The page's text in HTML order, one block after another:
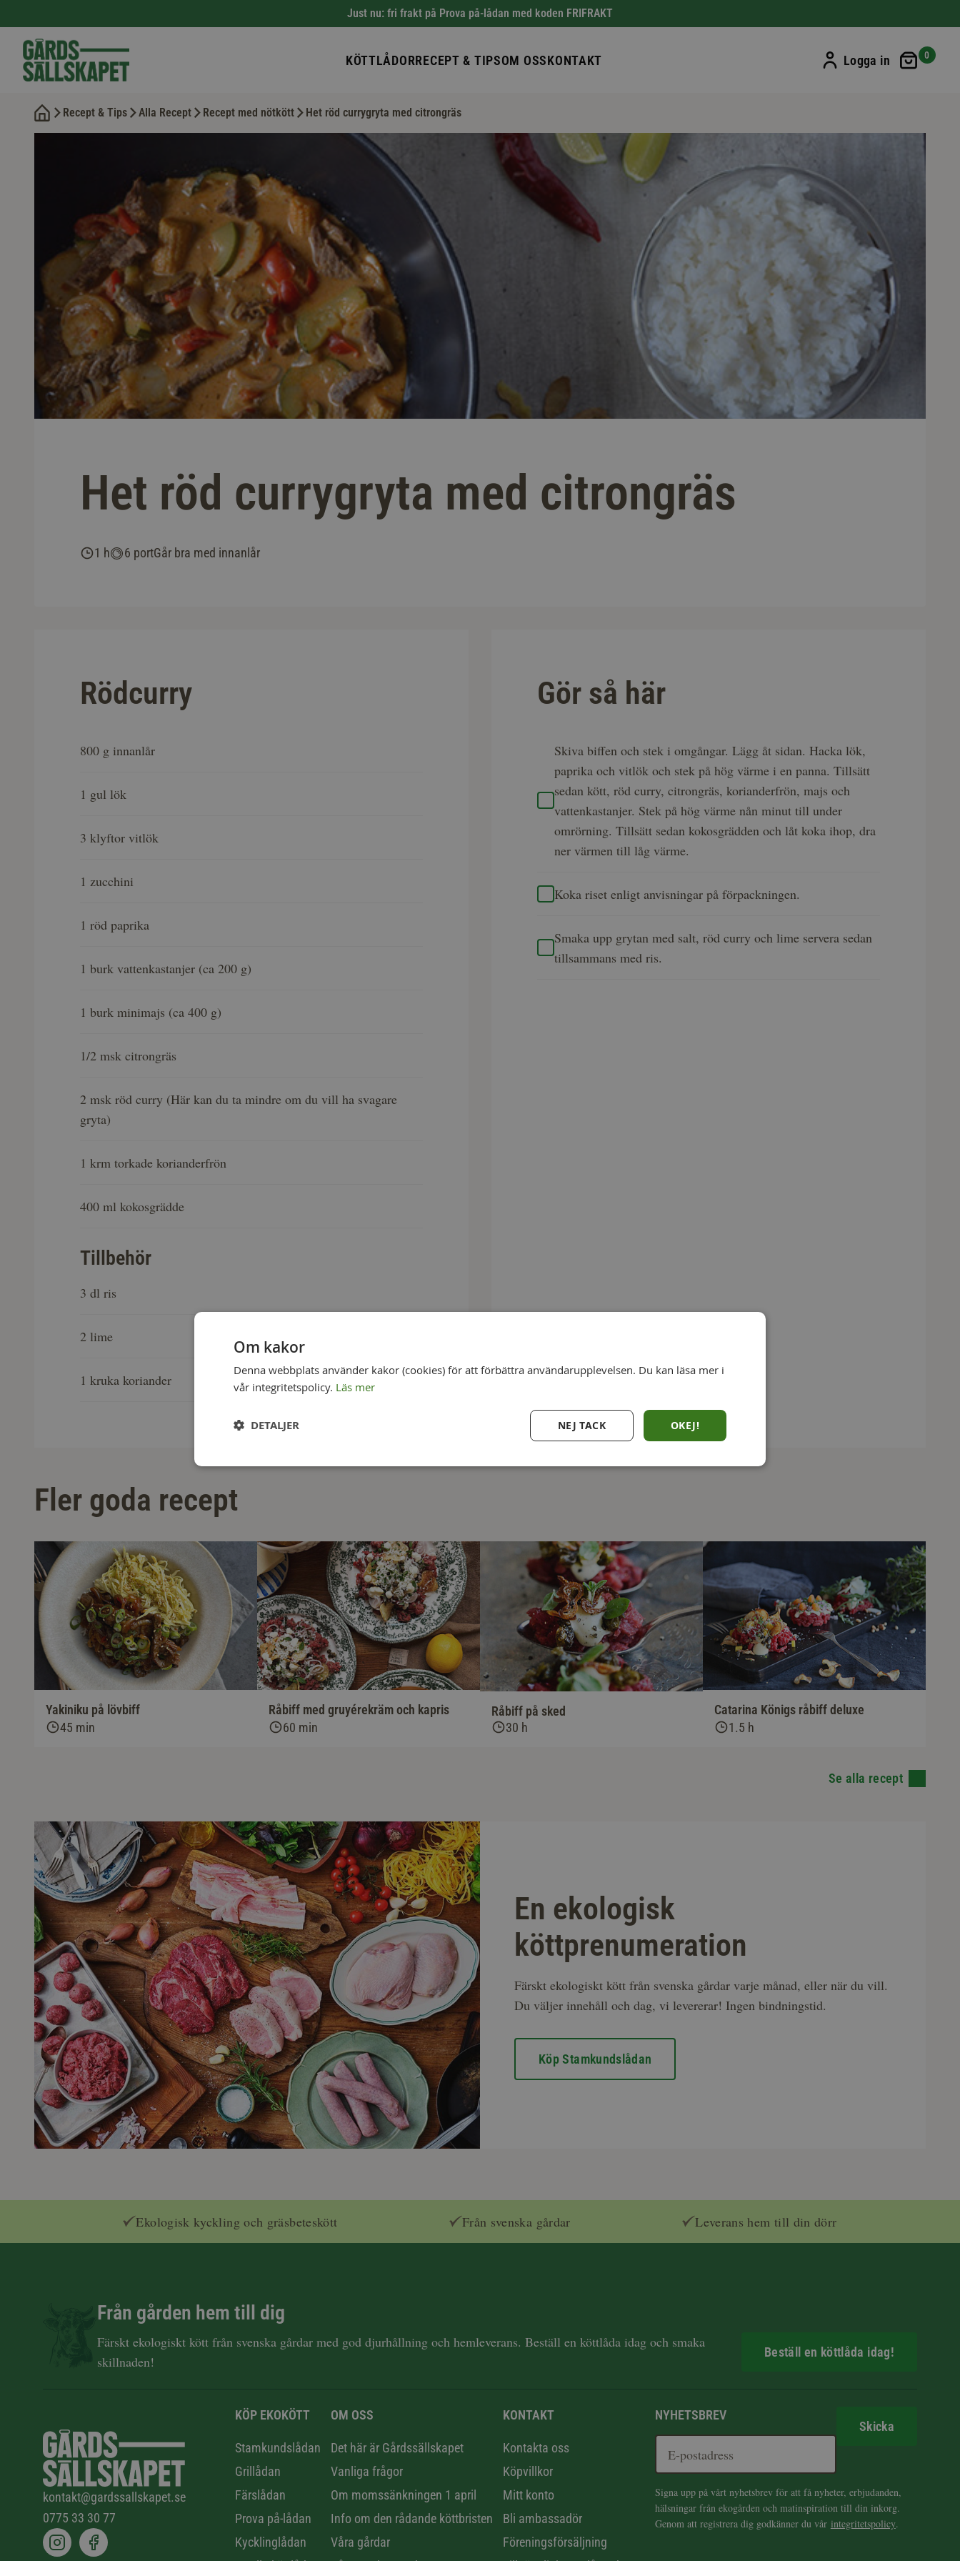
Just nu: fri frakt på Prova på-lådan med koden FRIFRAKT
KÖTTLÅDORRECEPT & TIPSOM OSSKONTAKT Logga in Min
0
Recept & Tips Alla Recept Recept med nötkött Het röd currygryta med citrongräs
Het röd currygryta med citrongräs
1 h 6 portGår bra med innanlår
Rödcurry
800 g innanlår
1 gul lök
3 klyftor vitlök
1 zucchini
1 röd paprika
1 burk vattenkastanjer (ca 200 g)
1 burk minimajs (ca 400 g)
1/2 msk citrongräs
2 msk röd curry (Här kan du ta mindre om du vill ha svagare
gryta)
1 krm torkade korianderfrön
400 ml kokosgrädde
Tillbehör
3 dl ris
2 lime
1 kruka koriander
Gör så här
Skiva biffen och stek i omgångar. Lägg åt sidan. Hacka lök,
paprika och vitlök och stek på hög värme i en panna. Tillsätt
sedan kött, röd curry, citrongräs, korianderfrön, majs och
vattenkastanjer. Stek på hög värme nån minut till under
omrörning. Tillsätt sedan kokosgrädden och låt koka ihop, dra
ner värmen till låg värme.
Koka riset enligt anvisningar på förpackningen.
Smaka upp grytan med salt, röd curry och lime servera sedan
tillsammans med ris.
Fler goda recept
Yakiniku på lövbiff
45 min
Råbiff med gruyérekräm och kapris
60 min
Råbiff på sked
30 h
Catarina Königs råbiff deluxe
1.5 h
Se alla recept
En ekologisk
köttprenumeration
Färskt ekologiskt kött från svenska gårdar varje månad, eller när du vill.
Du väljer innehåll och dag, vi levererar! Ingen bindningstid.
Köp Stamkundslådan
Ekologisk kyckling och gräsbeteskött Från svenska gårdar Leverans hem till din dörr
Från gården hem till dig
Färskt ekologiskt kött från svenska gårdar med god djurhållning och hemleverans. Beställ en köttlåda idag och smaka
skillnaden!
Beställ en köttlåda idag!
kontakt@gardssallskapet.se
0775 33 30 77
KÖP EKOKÖTT
Stamkundslådan
Grillådan
Färslådan
Prova på-lådan
Kycklinglådan
OM OSS
Det här är Gårdssällskapet
Vanliga frågor
Om momssänkningen 1 april
Info om den rådande köttbristen
Våra gårdar
KONTAKT
Kontakta oss
Köpvillkor
Mitt konto
Bli ambassadör
Föreningsförsäljning
NYHETSBREV
Skicka
Signa upp på vårt nyhetsbrev för att få nyheter, erbjudanden,
hälsningar från ekogården och matinspiration till din inkorg.
Genom att registrera dig godkänner du vår integritetspolicy.
Om kakor
Denna webbplats använder kakor (cookies) för att förbättra användarupplevelsen. Du kan läsa mer i
vår integritetspolicy. Läs mer
OKEJ!
NEJ TACK
DETALJER